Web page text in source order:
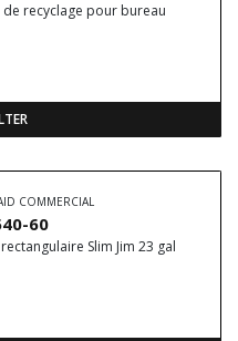
de recyclage pour bureau
COMMERCIAL
60